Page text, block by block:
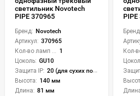
светильник Novotech
PIPE 370965
Бренд: Novotech
Артикул: 370965
1
Цоколь: GU10
Защита IP: 20 (для сухих пом.)
Высота: 140 мм
Длина: 81 мм